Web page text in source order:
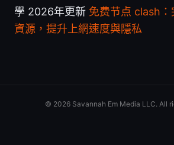
學 2026年更新 免费节点 clash
資源，提升上網速度與隱私
© 2026 Savannah Em Media LLC. All